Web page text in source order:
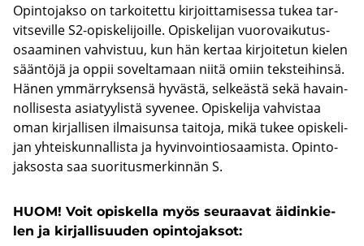
Opin­to­jak­so on tar­koi­tet­tu kir­joit­ta­mi­ses­sa tukea tar­
vit­se­vil­le S2-​opiskelijoille. Opis­ke­li­jan vuo­ro­vai­ku­tus­
osaa­mi­nen vah­vis­tuu, kun hän ker­taa kir­joi­te­tun kie­len
sään­tö­jä ja oppii so­vel­ta­maan niitä omiin teks­tei­hin­sä.
Hänen ym­mär­ryk­sen­sä hy­väs­tä, sel­keäs­tä sekä ha­vain­
nol­li­ses­ta asia­tyy­lis­tä sy­ve­nee. Opis­ke­li­ja vah­vis­taa
oman kir­jal­li­sen il­mai­sun­sa tai­to­ja, mikä tukee opis­ke­li­
jan yh­teis­kun­nal­lis­ta ja hy­vin­voin­tio­saa­mis­ta. Opin­to­
jak­sos­ta saa suo­ri­tus­mer­kin­nän S.
HUOM! Voit opis­kel­la myös seu­raa­vat äi­din­kie­
len ja kir­jal­li­suu­den opin­to­jak­sot: